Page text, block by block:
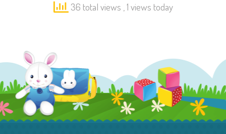
36 total views , 1 views today